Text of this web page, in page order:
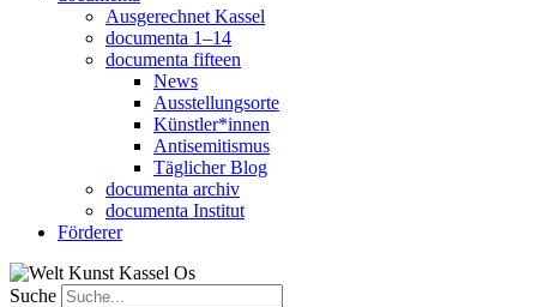
Ausgerechnet Kassel
documenta 1–14
documenta fifteen
News
Ausstellungsorte
Künstler*innen
Antisemitismus
Täglicher Blog
documenta archiv
documenta Institut
Förderer
Suche